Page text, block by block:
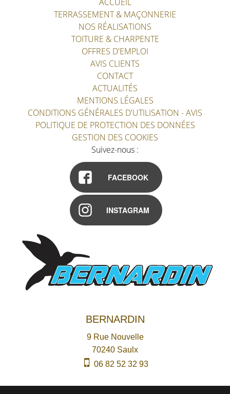
TERRASSEMENT & MAÇONNERIE
NOS RÉALISATIONS
TOITURE & CHARPENTE
OFFRES D'EMPLOI
AVIS CLIENTS
CONTACT
ACTUALITÉS
MENTIONS LÉGALES
CONDITIONS GÉNÉRALES D'UTILISATION - AVIS
POLITIQUE DE PROTECTION DES DONNÉES
GESTION DES COOKIES
Suivez-nous :
FACEBOOK
INSTAGRAM
BERNARDIN
9 Rue Nouvelle
70240 Saulx
06 82 52 32 93